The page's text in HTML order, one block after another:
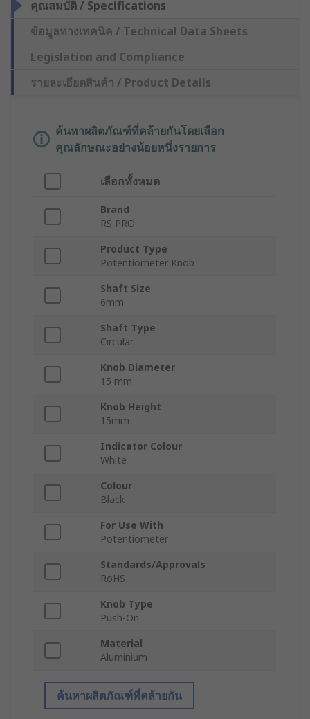
คุณสมบัติ / Specifications
ข้อมูลทางเทคนิค / Technical Data Sheets
Legislation and Compliance
รายละเอียดสินค้า / Product Details
ค้นหาผลิตภัณฑ์ที่คล้ายกันโดยเลือก
คุณลักษณะอย่างน้อยหนึ่งรายการ
เลือกทั้งหมด
Brand
RS PRO
Product Type
Potentiometer Knob
Shaft Size
6mm
Shaft Type
Circular
Knob Diameter
15 mm
Knob Height
15mm
Indicator Colour
White
Colour
Black
For Use With
Potentiometer
Standards/Approvals
RoHS
Knob Type
Push-On
Material
Aluminium
ค้นหาผลิตภัณฑ์ที่คล้ายกัน